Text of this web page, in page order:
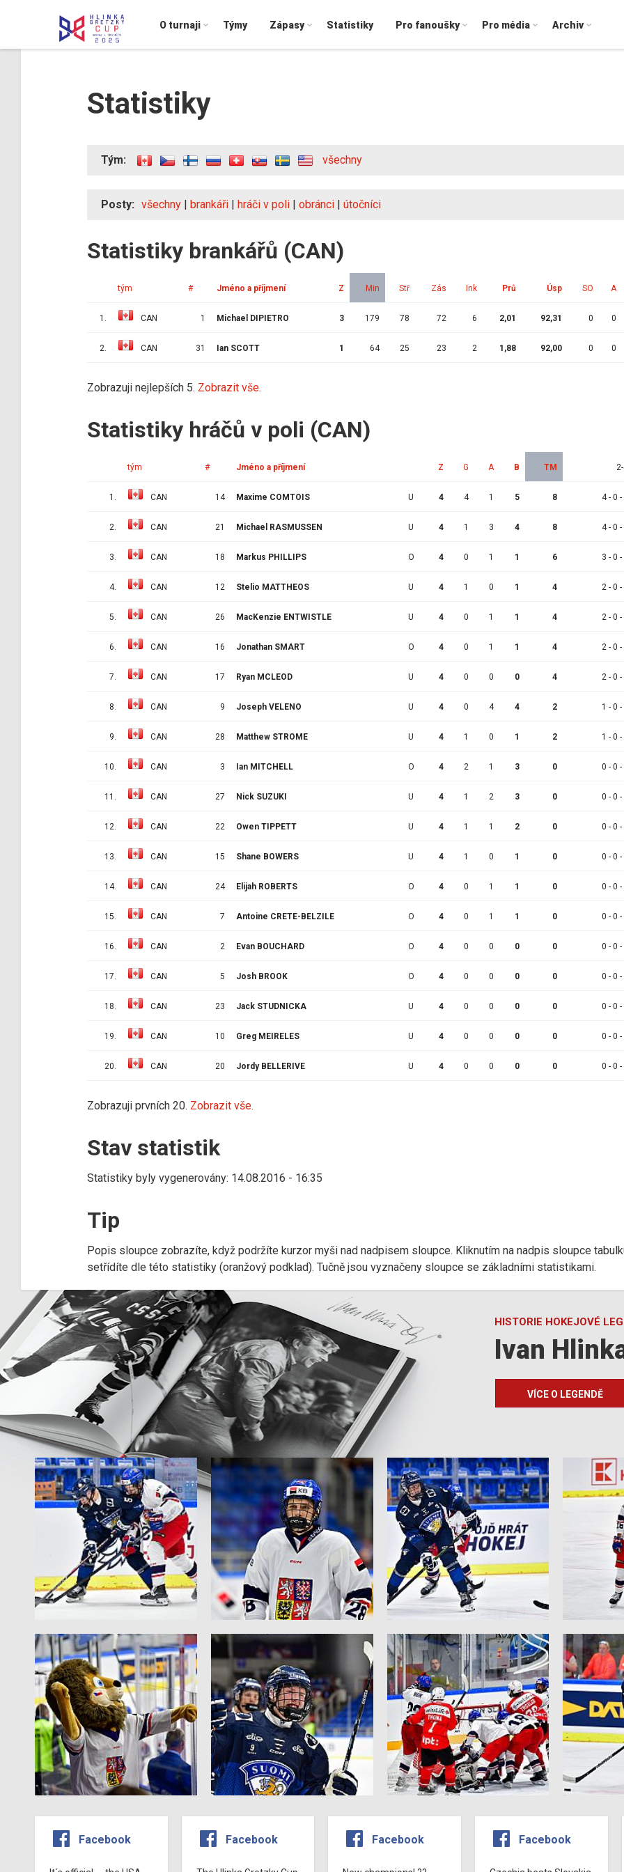
O turnaji Týmy Zápasy Statistiky Pro fanoušky Pro média Archiv
Statistiky
Tým: všechny
Posty: všechny | brankáři | hráči v poli | obránci | útočníci
Statistiky brankářů (CAN)
tým # Jméno a příjmení Z Min Stř Zás Ink Prů Úsp SO A
1. CAN 1 Michael DIPIETRO 3 179 78 72 6 2,01 92,31 0 0
2. CAN 31 Ian SCOTT 1 64 25 23 2 1,88 92,00 0 0
Zobrazuji nejlepších 5. Zobrazit vše.
Statistiky hráčů v poli (CAN)
tým # Jméno a příjmení Z G A B TM
1. CAN 14 Maxime COMTOIS U 4 4 1 5 8 4 - 0 -
2. CAN 21 Michael RASMUSSEN U 4 1 3 4 8 4 - 0 -
3. CAN 18 Markus PHILLIPS O 4 0 1 1 6 3 - 0 -
4. CAN 12 Stelio MATTHEOS U 4 1 0 1 4 2 - 0 -
5. CAN 26 MacKenzie ENTWISTLE U 4 0 1 1 4 2 - 0 -
6. CAN 16 Jonathan SMART O 4 0 1 1 4 2 - 0 -
7. CAN 17 Ryan MCLEOD U 4 0 0 0 4 2 - 0 -
8. CAN 9 Joseph VELENO U 4 0 4 4 2 1 - 0 -
9. CAN 28 Matthew STROME U 4 1 0 1 2 1 - 0 -
10. CAN 3 Ian MITCHELL O 4 2 1 3 0 0 - 0 -
11. CAN 27 Nick SUZUKI U 4 1 2 3 0 0 - 0 -
12. CAN 22 Owen TIPPETT U 4 1 1 2 0 0 - 0 -
13. CAN 15 Shane BOWERS U 4 1 0 1 0 0 - 0 -
14. CAN 24 Elijah ROBERTS O 4 0 1 1 0 0 - 0 -
15. CAN 7 Antoine CRETE-BELZILE O 4 0 1 1 0 0 - 0 -
16. CAN 2 Evan BOUCHARD O 4 0 0 0 0 0 - 0 -
17. CAN 5 Josh BROOK O 4 0 0 0 0 0 - 0 -
18. CAN 23 Jack STUDNICKA U 4 0 0 0 0 0 - 0 -
19. CAN 10 Greg MEIRELES U 4 0 0 0 0 0 - 0 -
20. CAN 20 Jordy BELLERIVE U 4 0 0 0 0 0 - 0 -
Zobrazuji prvních 20. Zobrazit vše.
Stav statistik
Statistiky byly vygenerovány: 14.08.2016 - 16:35
Tip
Popis sloupce zobrazíte, když podržíte kurzor myši nad nadpisem sloupce. Kliknutím na nadpis sloupce
setřídíte dle této statistiky (oranžový podklad). Tučně jsou vyznačeny sloupce se základními statistikami.
HISTORIE HOKEJOVÉ
Ivan
VÍCE O LEGENDĚ
Facebook Facebook Facebook Facebook